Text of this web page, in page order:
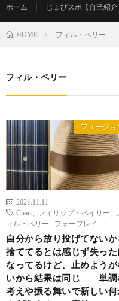
ホーム じょびスポ【自己紹介
HOME フィル・ペリー
フィル・ペリー
フュージョ
2021.11.11
Chant
フィリップ・ベイリー
ィル・ペリー
フォープレイ
自分から放り投げてないか
捨ててるとは感じず失った
なってるけど、止めようが
いから結果は同じ 単調
考えや振る舞いで新しい何